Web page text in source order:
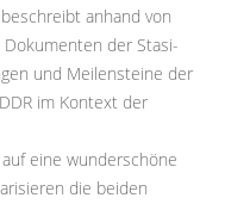
anhand von
der Stasi-
und Meilensteine der
im Kontext der
eine wunderschöne
die beiden